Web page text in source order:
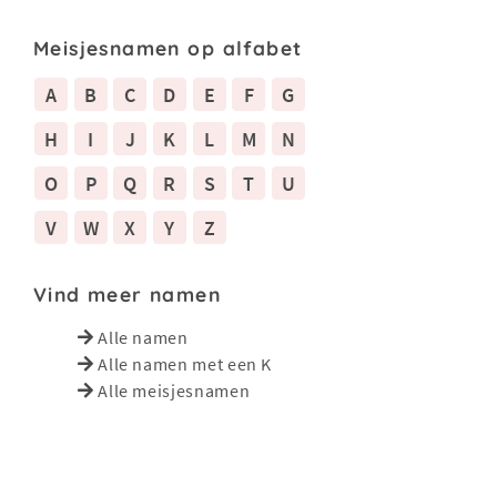
Meisjesnamen op alfabet
A B C D E F
G
H
I J K L M
N
O
P Q R S T
U
V
W X Y Z
Vind meer namen
Alle namen
Alle namen met een K
Alle meisjesnamen